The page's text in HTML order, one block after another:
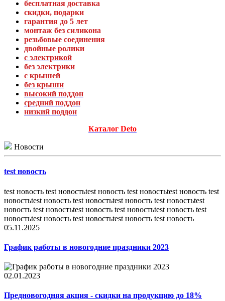
бесплатная доставка
скидки, подарки
гарантия до 5 лет
монтаж без силикона
резьбовые соединения
двойные ролики
с электрикой
без электрики
с крышей
без крыши
высокий поддон
средний поддон
низкий поддон
Каталог Deto
Новости
test новость
test новость test новостьtest новость test новостьtest новость test
новостьtest новость test новостьtest новость test новостьtest
новость test новостьtest новость test новостьtest новость test
новостьtest новость test новостьtest новость test новость
05.11.2025
График работы в новогодние праздники 2023
02.01.2023
Предновогодняя акция - скидки на продукцию до 18%